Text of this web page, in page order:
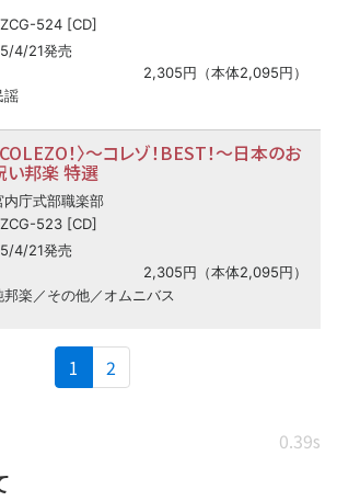
524 [CD]
4/21発売
2,305円（本体2,095円）
謡
！〉〜コレゾ！BEST！〜日本のお
い邦楽 特選
内庁式部職楽部
523 [CD]
4/21発売
2,305円（本体2,095円）
邦楽／その他／オムニバス
1 (current)
2
0.39s